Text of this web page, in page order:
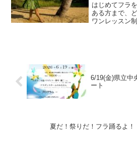
はじめてフラ
ある方まで、
ワンレッスン
6/19(金)県立中
ート
夏だ！祭りだ！フラ踊るよ！